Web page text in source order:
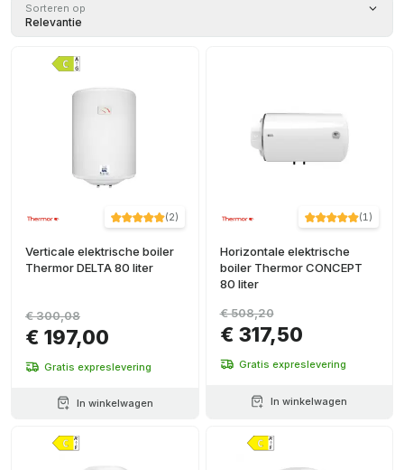
(2 )
Horizontaal
Sorteren op
Relevantie
(2)
Verticale elektrische boiler
Thermor DELTA 80 liter
€ 197,00
€ 300,08
Gratis expreslevering
In winkelwagen
(1)
Horizontale elektrische
boiler Thermor CONCEPT
80 liter
€ 317,50
€ 508,20
Gratis expreslevering
In winkelwagen